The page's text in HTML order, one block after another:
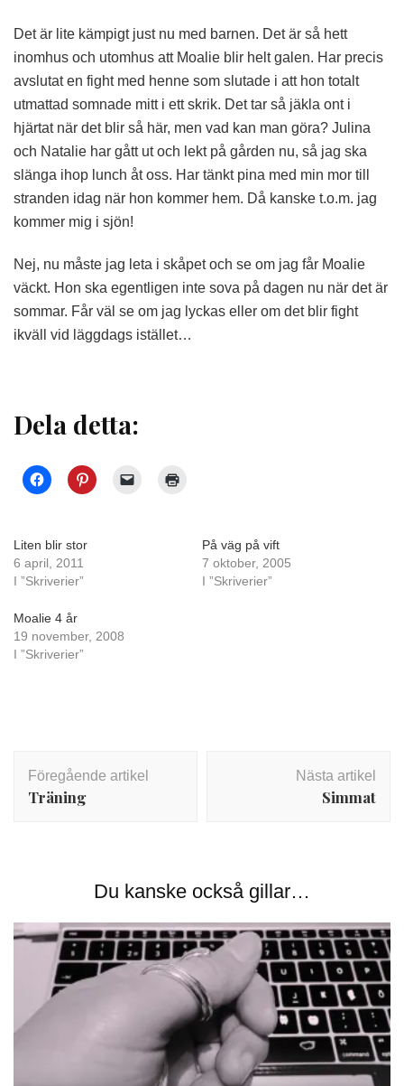
Det är lite kämpigt just nu med barnen. Det är så hett
inomhus och utomhus att Moalie blir helt galen. Har precis
avslutat en fight med henne som slutade i att hon totalt
utmattad somnade mitt i ett skrik. Det tar så jäkla ont i
hjärtat när det blir så här, men vad kan man göra? Julina
och Natalie har gått ut och lekt på gården nu, så jag ska
slänga ihop lunch åt oss. Har tänkt pina med min mor till
stranden idag när hon kommer hem. Då kanske t.o.m. jag
kommer mig i sjön!
Nej, nu måste jag leta i skåpet och se om jag får Moalie
väckt. Hon ska egentligen inte sova på dagen nu när det är
sommar. Får väl se om jag lyckas eller om det blir fight
ikväll vid läggdags istället…
Dela detta:
Liten blir stor
6 april, 2011
I ”Skriverier”
På väg på vift
7 oktober, 2005
I ”Skriverier”
Moalie 4 år
19 november, 2008
I ”Skriverier”
Föregående artikel
Träning
Nästa artikel
Simmat
Du kanske också gillar…